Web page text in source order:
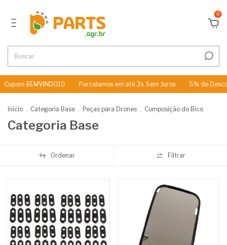
0
BEMVINDO10 Parcelamos em até 3x Sem Juros 5% de Desconto no
Início . Categoria Base . Peças para Drones . Composição do Bico
Categoria Base
Ordenar Filtrar